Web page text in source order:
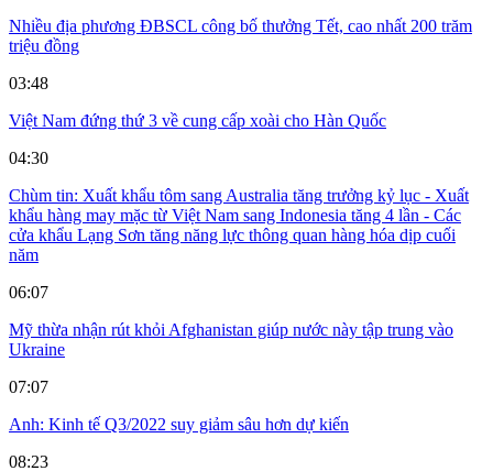
Nhiều địa phương ĐBSCL công bố thưởng Tết, cao nhất 200 trăm
triệu đồng
03:48
Việt Nam đứng thứ 3 về cung cấp xoài cho Hàn Quốc
04:30
Chùm tin: Xuất khẩu tôm sang Australia tăng trưởng kỷ lục - Xuất
khẩu hàng may mặc từ Việt Nam sang Indonesia tăng 4 lần - Các
cửa khẩu Lạng Sơn tăng năng lực thông quan hàng hóa dịp cuối
năm
06:07
Mỹ thừa nhận rút khỏi Afghanistan giúp nước này tập trung vào
Ukraine
07:07
Anh: Kinh tế Q3/2022 suy giảm sâu hơn dự kiến
08:23